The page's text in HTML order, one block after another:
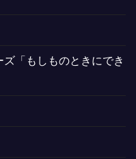
「もしものときにでき